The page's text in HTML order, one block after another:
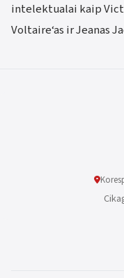
intelektualai kaip
Voltaire‘as ir Jeanas